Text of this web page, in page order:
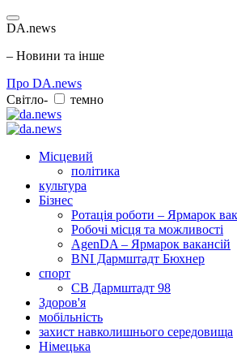
DA.news
– Новини та інше
Про DA.news
Світло-
темно
Місцевий
політика
культура
Бізнес
Ротація роботи – Ярмарок
Робочі місця та можливості
AgenDA – Ярмарок вакансій
BNI Дармштадт Бюхнер
спорт
СВ Дармштадт 98
Здоров'я
мобільність
захист навколишнього середовища
Німецька